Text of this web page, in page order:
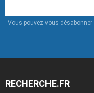
Vous pouvez vous
RECHERCHE.FR